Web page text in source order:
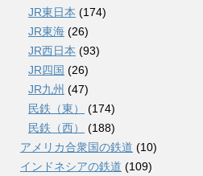
JR東日本 (174)
JR東海 (26)
JR西日本 (93)
JR四国 (26)
JR九州 (47)
民鉄（東）
(174)
民鉄（西）
(188)
アメリカ合衆国の鉄道 (10)
インドネシアの鉄道 (109)